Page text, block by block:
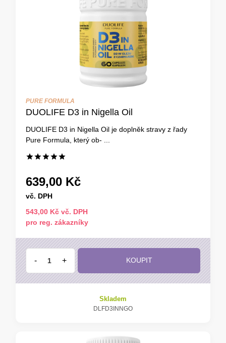
PURE FORMULA
DUOLIFE D3 in Nigella Oil
DUOLIFE D3 in Nigella Oil je doplněk stravy z řady
Pure Formula, který ob- ...
639,00 Kč
vč. DPH
543,00 Kč vč. DPH
pro reg. zákazníky
- + KOUPIT
Skladem
DLFD3INNGO